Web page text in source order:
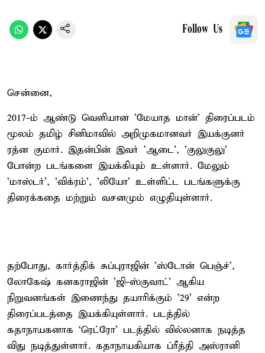
Follow Us
சென்னை,
2017-ம் ஆண்டு வெளியான 'மேயாத மான்' திரைப்படம்
மூலம் தமிழ் சினிமாவில் அறிமுகமானவர் இயக்குனர்
ரத்ன குமார். இதன்பின் இவர் 'ஆடை', 'குலுகுலு'
போன்ற படங்களை இயக்கியும் உள்ளார். மேலும்
'மாஸ்டர்', 'விக்ரம்', 'லியோ' உள்ளிட்ட படங்களுக்கு
திரைக்கதை மற்றும் வசனமும் எழுதியுள்ளார்.
தற்போது, கார்த்திக் சுப்புராஜின் 'ஸ்டோன் பெஞ்ச்',
லோகேஷ் கனகராஜின் 'ஜி-ஸ்குவாட்' ஆகிய
நிறுவனங்கள் இணைந்து தயாரிக்கும் '29' என்ற
திரைப்படத்தை இயக்கியுள்ளார். படத்தில்
கதாநாயகனாக ‘ரெட்ரோ’ படத்தில் வில்லனாக நடித்த
விது நடித்துள்ளார். கதாநாயகியாக ப்ரீத்தி அஸ்ரானி